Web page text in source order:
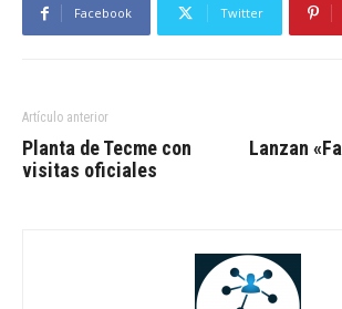
Facebook Twitter
Artículo anterior
Planta de Tecme con
visitas oficiales
Lanzan